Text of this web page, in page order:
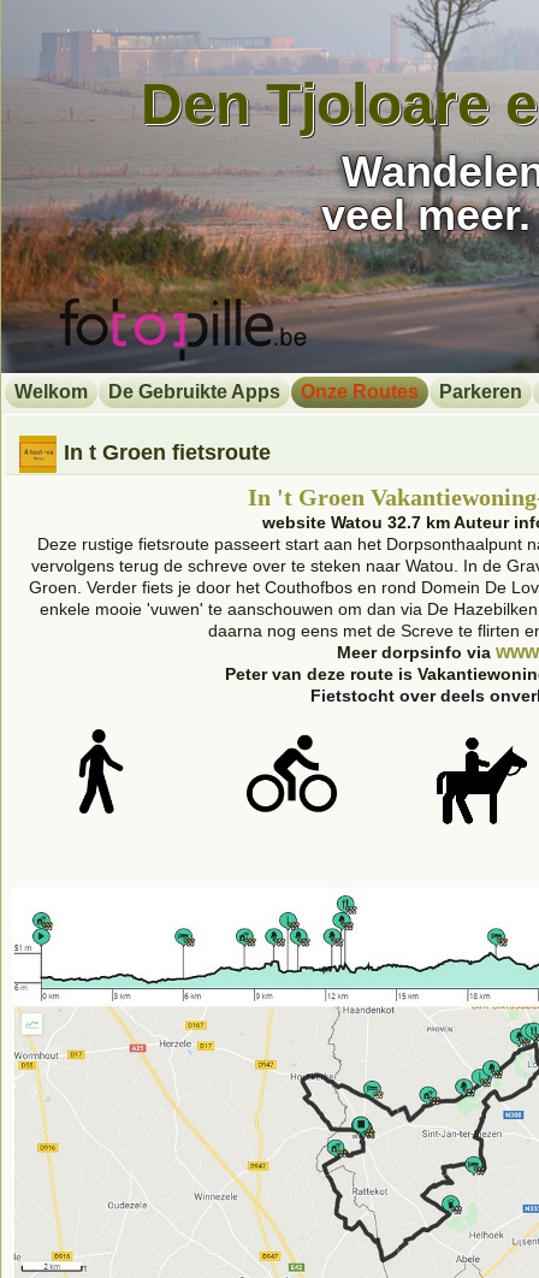
veel
Den Tjoloare
Welkom De Gebruikte Apps Onze Routes Parkeren
In t Groen fietsroute
In 't Groen
website Watou 32.7 km Auteur
Deze rustige fietsroute passeert start aan het Dorpsonthaalpunt
vervolgens terug de schreve over te steken naar Watou. In de
Groen. Verder fiets je door het Couthofbos en rond Domein De
enkele mooie 'vuwen' te aanschouwen om dan via De
daarna nog eens met de Screve te flirten
Meer dorpsinfo via
Peter van deze route is
Fietstocht over deels